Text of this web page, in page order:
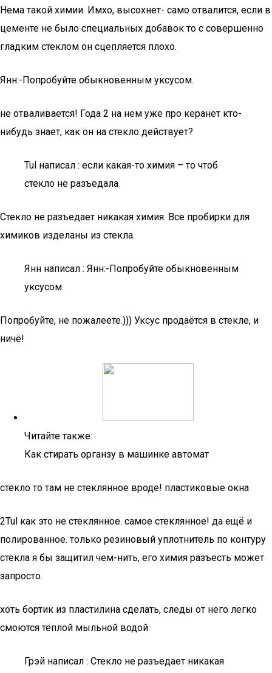
Нема такой химии. Имхо, высохнет- само отвалится, если в
цементе не было специальных добавок то с совершенно
гладким стеклом он сцепляется плохо.
Янн:-Попробуйте обыкновенным уксусом.
не отваливается! Года 2 на нем уже про керанет кто-
нибудь знает, как он на стекло действует?
Tul написал : если какая-то химия – то чтоб
стекло не разъедала
Стекло не разъедает никакая химия. Все пробирки для
химиков изделаны из стекла.
Янн написал : Янн:-Попробуйте обыкновенным
уксусом.
Попробуйте, не пожалеете.))) Уксус продаётся в стекле, и
ничё!
Читайте также:
Как стирать органзу в машинке автомат
стекло то там не стеклянное вроде! пластиковые окна
2Tul как это не стеклянное. самое стеклянное! да ещё и
полированное. только резиновый уплотнитель по контуру
стекла я бы защитил чем-нить, его химия разъесть может
запросто.
хоть бортик из пластилина сделать, следы от него легко
смоются тёплой мыльной водой
Грэй написал : Стекло не разъедает никакая